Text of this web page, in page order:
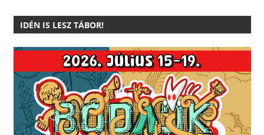
IDÉN IS LESZ TÁBOR!